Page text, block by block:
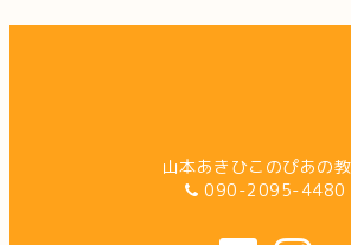
山本あきひこのぴあの
090-2095-4480